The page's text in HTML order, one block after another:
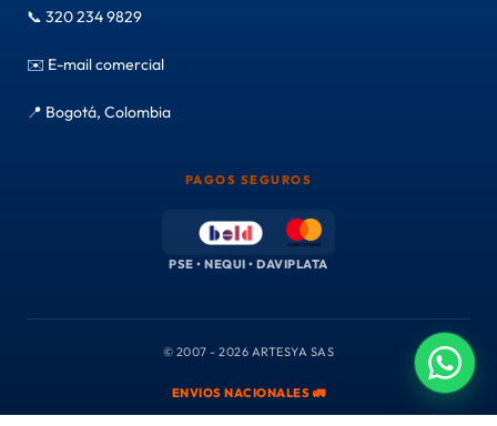
📞 320 234 9829
✉️ E-mail comercial
📍 Bogotá, Colombia
PAGOS SEGUROS
PSE • NEQUI • DAVIPLATA
© 2007 - 2026 ARTESYA SAS
ENVIOS NACIONALES 🚛